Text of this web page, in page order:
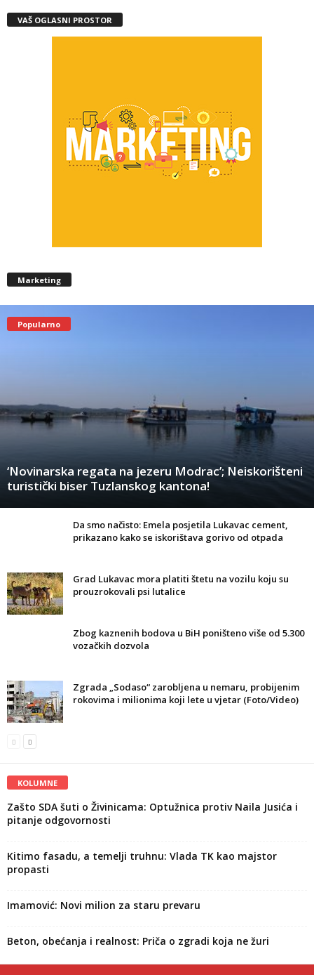
VAŠ OGLASNI PROSTOR
Marketing
Popularno
‘Novinarska regata na jezeru Modrac’; Neiskorišteni
turistički biser Tuzlanskog kantona!
Da smo načisto: Emela posjetila Lukavac cement,
prikazano kako se iskorištava gorivo od otpada
Grad Lukavac mora platiti štetu na vozilu koju su
prouzrokovali psi lutalice
Zbog kaznenih bodova u BiH poništeno više od 5.300
vozačkih dozvola
Zgrada „Sodaso“ zarobljena u nemaru, probijenim
rokovima i milionima koji lete u vjetar (Foto/Video)
KOLUMNE
Zašto SDA šuti o Živinicama: Optužnica protiv Naila Jusića i
pitanje odgovornosti
Kitimo fasadu, a temelji truhnu: Vlada TK kao majstor
propasti
Imamović: Novi milion za staru prevaru
Beton, obećanja i realnost: Priča o zgradi koja ne žuri